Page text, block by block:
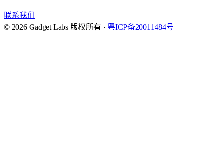
联系我们
© 2026 Gadget Labs 版权所有 · 粤ICP备20011484号